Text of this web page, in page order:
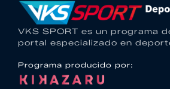
VKS SPORT es un programa
portal especializado en
Programa producido por: